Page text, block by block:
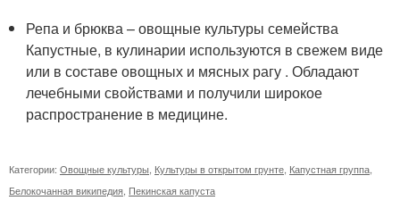
Репа и брюква – овощные культуры семейства
Капустные, в кулинарии используются в свежем виде
или в составе овощных и мясных рагу . Обладают
лечебными свойствами и получили широкое
распространение в медицине.
Категории: Овощные культуры Культуры в открытом грунте Капустная группа
Белокочанная википедия Пекинская капуста